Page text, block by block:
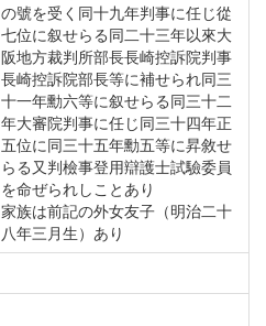
の號を受く同十九年判事に任じ從
七位に叙せらる同二十三年以來大
阪地方裁判所部長長崎控訴院判事
長崎控訴院部長等に補せられ同三
十一年勳六等に叙せらる同三十二
年大審院判事に任じ同三十四年正
五位に同三十五年勳五等に昇敘せ
らる又判檢事登用辯護士試驗委員
を命ぜられしことあり
家族は前記の外女友子（明治二十
八年三月生）あり